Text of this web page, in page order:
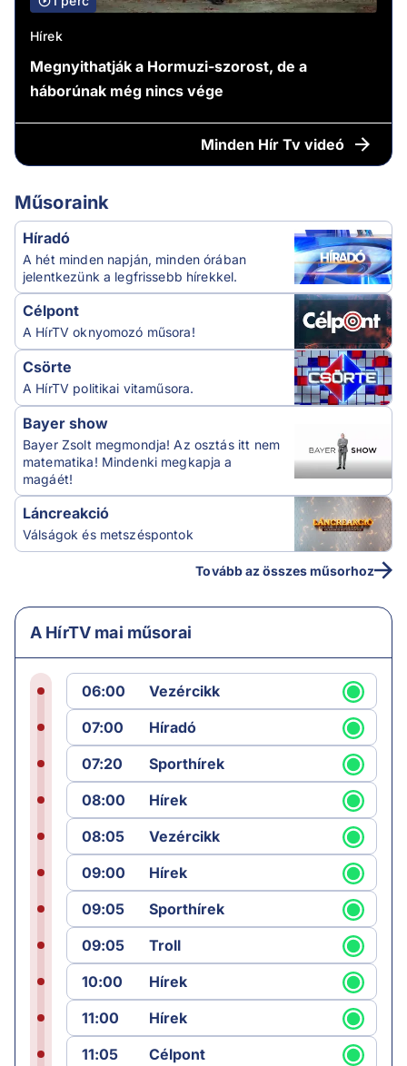
Hírek
Megnyithatják a Hormuzi-szorost, de a
háborúnak még nincs vége
Minden Hír Tv videó
Műsoraink
Híradó
A hét minden napján, minden órában
jelentkezünk a legfrissebb hírekkel.
Célpont
A HírTV oknyomozó műsora!
Csörte
A HírTV politikai vitaműsora.
Bayer show
Bayer Zsolt megmondja! Az osztás itt nem
matematika! Mindenki megkapja a
magáét!
Láncreakció
Válságok és metszéspontok
Tovább az összes műsorhoz
A HírTV mai műsorai
06:00
Vezércikk
07:00
Híradó
07:20
Sporthírek
08:00
Hírek
08:05
Vezércikk
09:00
Hírek
09:05
Sporthírek
09:05
Troll
10:00
Hírek
11:00
Hírek
11:05
Célpont